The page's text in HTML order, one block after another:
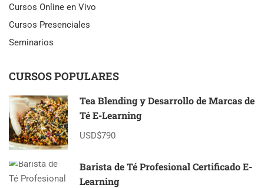
EN
BOLSITAS
TÉ
Cursos Online en Vivo
Cursos Presenciales
Seminarios
CURSOS POPULARES
Tea Blending y Desarrollo de Marcas de
Té E-Learning
USD$790
Barista de Té Profesional Certificado E-
Learning